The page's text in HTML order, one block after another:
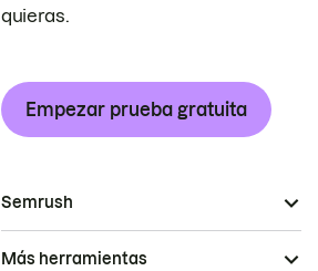
quieras.
Empezar prueba gratuita
Semrush
Más herramientas